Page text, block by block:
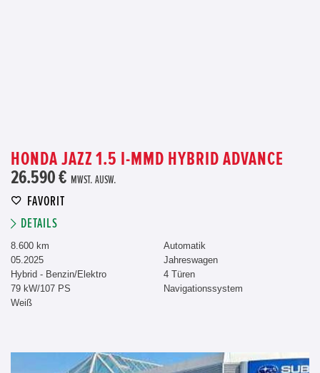
HONDA JAZZ 1.5 I-MMD HYBRID ADVANCE
26.590 € MWST. AUSW.
FAVORIT
DETAILS
8.600 km
05.2025
Hybrid - Benzin/Elektro
79 kW/107 PS
Weiß
Automatik
Jahreswagen
4 Türen
Navigationssystem